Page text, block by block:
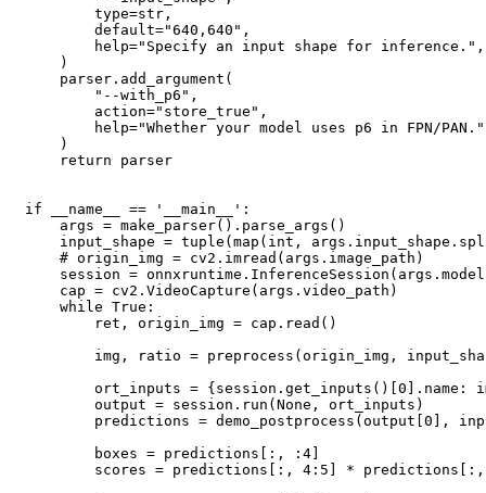
        type=str,
        default="640,640",
        help="Specify an input shape for inference.",
    )
    parser.add_argument(
        "--with_p6",
        action="store_true",
help="Whether your model uses p6 in FPN/
    )
    return parser
if __name__ == '__main__':
    args = make_parser().parse_args()
input_shape = tuple(map(int,
    # origin_img = cv2.imread(args.image_path)
session =
    cap = cv2.VideoCapture(args.video_path)
    while True:
        ret, origin_img = cap.read()
img, ratio = preprocess(origin_img,
ort_inputs = {session.get_inputs()[0].name:
        output = session.run(None, ort_inputs)
predictions = demo_postprocess(output[0],
        boxes = predictions[:, :4]
scores = predictions[:, 4:5] *